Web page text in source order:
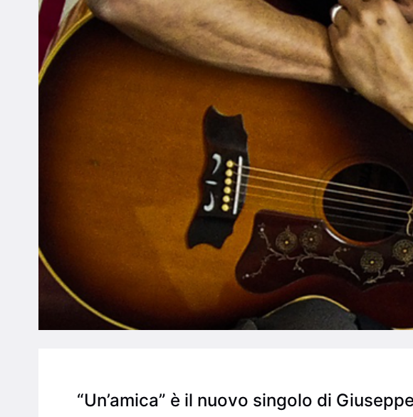
“Un’amica” è il nuovo singolo di